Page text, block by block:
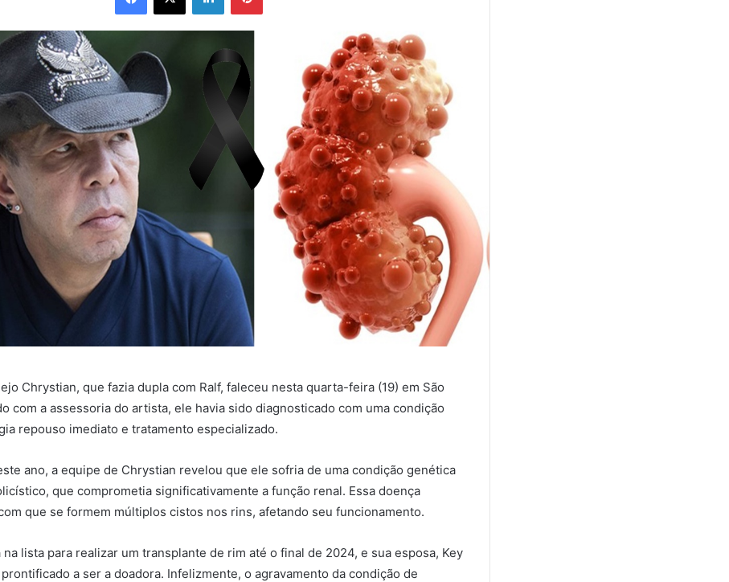
Chrystian, que fazia dupla com Ralf, faleceu nesta quarta-feira (19) em São
com a assessoria do artista, ele havia sido diagnosticado com uma condição
repouso imediato e tratamento especializado.
ano, a equipe de Chrystian revelou que ele sofria de uma condição genética
que comprometia significativamente a função renal. Essa doença
que se formem múltiplos cistos nos rins, afetando seu funcionamento.
na lista para realizar um transplante de rim até o final de 2024, e sua esposa, Key
a ser a doadora. Infelizmente, o agravamento da condição de